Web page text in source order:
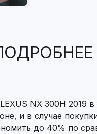
NX 300H 2019
и в случае
до 40% по